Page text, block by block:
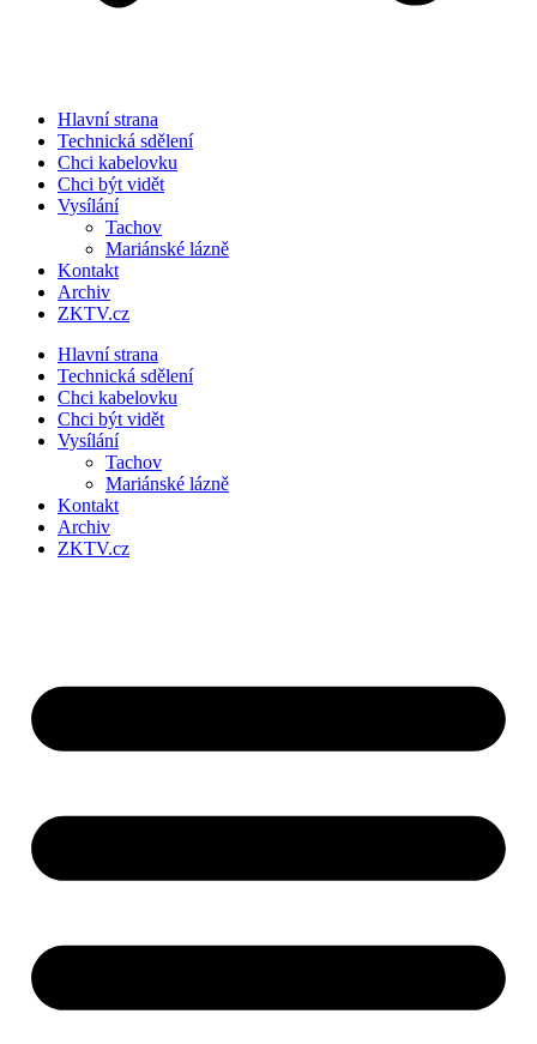
Hlavní strana
Technická sdělení
Chci kabelovku
Chci být vidět
Vysílání
Tachov
Mariánské lázně
Kontakt
Archiv
ZKTV.cz
Hlavní strana
Technická sdělení
Chci kabelovku
Chci být vidět
Vysílání
Tachov
Mariánské lázně
Kontakt
Archiv
ZKTV.cz